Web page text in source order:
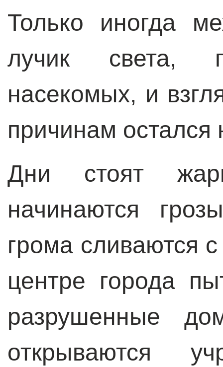
Только иногда
лучик света,
насекомых, и
причинам остался
Дни стоят
начинаются
грома сливаются
центре города
разрушенные
открываются